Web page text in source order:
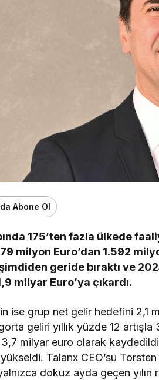
Abone Ol
175’ten fazla ülkede
milyon Euro’dan 1.592
şimdiden geride bıraktı ve
milyar Euro’ya çıkardı.
ise grup net gelir hedefini
geliri yıllık yüzde 12
milyar euro olarak
Talanx CEO’su
dokuz ayda geçen